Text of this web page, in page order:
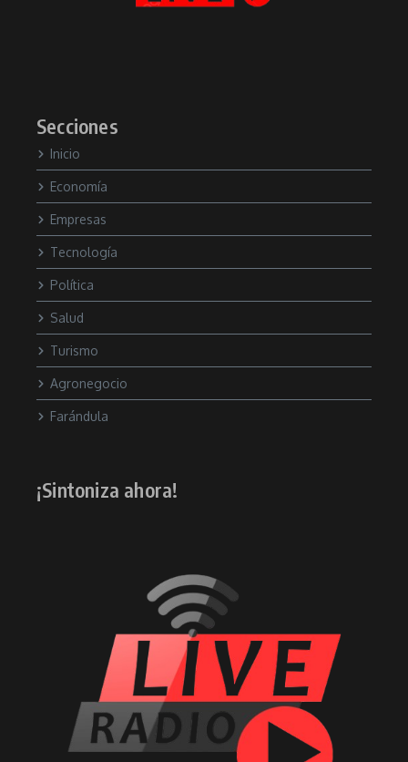
Secciones
Inicio
Economía
Empresas
Tecnología
Política
Salud
Turismo
Agronegocio
Farándula
¡Sintoniza ahora!